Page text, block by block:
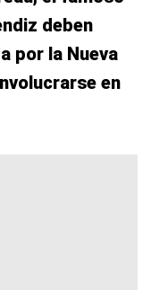
deben
por la Nueva
en